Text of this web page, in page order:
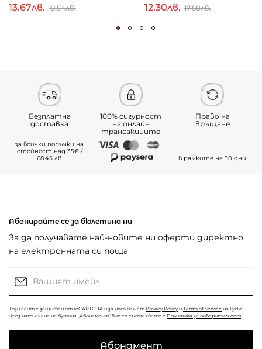
13.67лв. 19.54лв.
12.30лв. 17.58лв.
Безплатна
доставка
за всички поръчки на
стойност над 35€ /
68.45 лв.
100% сигурност
на онлайн
трансакциите
Право на
връщане
в рамките на 30 дни
Абонирайте се за бюлетина ни
За да получавате най-новите ни оферти директно
на електронната си поща
Този сайт е защитен от reCAPTCHA и за него важат Privacy Policy и Terms of Service на Гугъл.
Чрез натискане на бутона „Абонамент“ вие се съгласявате с Политика за поверителност
Абонамент